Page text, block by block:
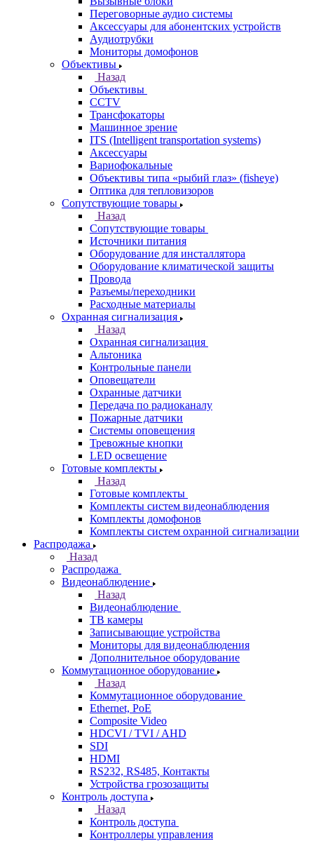
Переговорные аудио системы
Аксессуары для абонентских устройств
Аудиотрубки
Мониторы домофонов
Объективы
Назад
Объективы
CCTV
Трансфокаторы
Машинное зрение
ITS (Intelligent transportation systems)
Аксессуары
Вариофокальные
Объективы типа «рыбий глаз» (fisheye)
Оптика для тепловизоров
Сопутствующие товары
Назад
Сопутствующие товары
Источники питания
Оборудование для инсталлятора
Оборудование климатической защиты
Провода
Разъемы/переходники
Расходные материалы
Охранная сигнализация
Назад
Охранная сигнализация
Альтоника
Контрольные панели
Оповещатели
Охранные датчики
Передача по радиоканалу
Пожарные датчики
Системы оповещения
Тревожные кнопки
LED освещение
Готовые комплекты
Назад
Готовые комплекты
Комплекты систем видеонаблюдения
Комплекты домофонов
Комплекты систем охранной сигнализации
Распродажа
Назад
Распродажа
Видеонаблюдение
Назад
Видеонаблюдение
ТВ камеры
Записывающие устройства
Мониторы для видеонаблюдения
Дополнительное оборудование
Коммутационное оборудование
Назад
Коммутационное оборудование
Ethernet, PoE
Composite Video
HDCVI / TVI / AHD
SDI
HDMI
RS232, RS485, Контакты
Устройства грозозащиты
Контроль доступа
Назад
Контроль доступа
Контроллеры управления